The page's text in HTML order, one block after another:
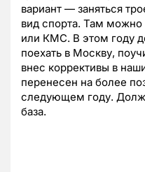
вариант — заняться
вид спорта. Там можно
или КМС. В этом году
поехать в Москву,
внес коррективы в
перенесен на более
следующем году.
база.